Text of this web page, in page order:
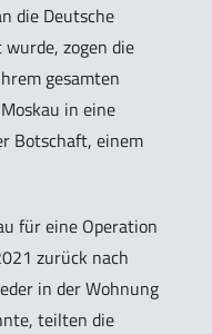
die Deutsche
zogen die
gesamten
in eine
Botschaft, einem
für eine Operation
zurück nach
in der Wohnung
teilten die